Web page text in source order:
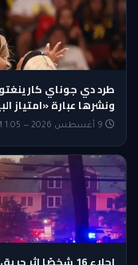
طرد دي جوناي
ونشرها عبارة «امتياز